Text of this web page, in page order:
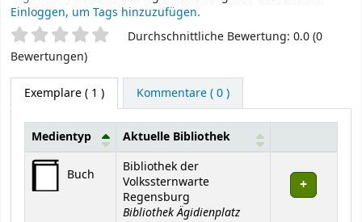
Einloggen, um Tags hinzuzufügen.
SternchenbewertungDurchschnittliche Bewertung: 0.0 (0
Bewertungen)
Exemplare( 1 ) Kommentare ( 0 )
Exemplare
Medientyp Aktuelle Bibliothek
Buch
Bibliothek der
Volkssternwarte
Regensburg
Bibliothek Ägidienplatz